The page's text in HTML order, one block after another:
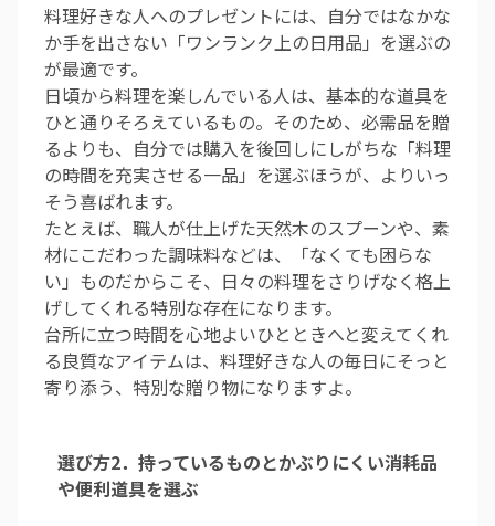
料理好きな人へのプレゼントには、自分ではなかな
か手を出さない「ワンランク上の日用品」を選ぶの
が最適です。
日頃から料理を楽しんでいる人は、基本的な道具を
ひと通りそろえているもの。そのため、必需品を贈
るよりも、自分では購入を後回しにしがちな「料理
の時間を充実させる一品」を選ぶほうが、よりいっ
そう喜ばれます。
たとえば、職人が仕上げた天然木のスプーンや、素
材にこだわった調味料などは、「なくても困らな
い」ものだからこそ、日々の料理をさりげなく格上
げしてくれる特別な存在になります。
台所に立つ時間を心地よいひとときへと変えてくれ
る良質なアイテムは、料理好きな人の毎日にそっと
寄り添う、特別な贈り物になりますよ。
選び方2．持っているものとかぶりにくい消耗品
や便利道具を選ぶ